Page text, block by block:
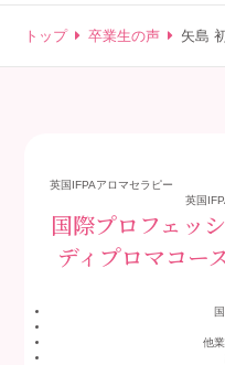
トップ 卒業生の声 矢島
英国IFPAアロマセラピー
英国
国際プロフェッ
ディプロマコー
他